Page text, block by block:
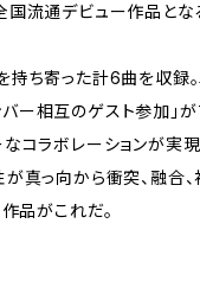
流通デビュー作品とな
ち寄った計6曲を収録
ー相互のゲスト参加」
コラボレーションが実現
が真っ向から衝突、融合
品がこれだ。